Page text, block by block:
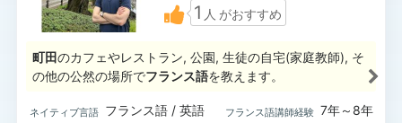
1 人 がおすすめ
町田のカフェやレストラン, 公園, 生徒の自宅(家庭教師), そ
の他の公然の場所でフランス語を教えます。
ネイティブ言語 フランス語 / 英語 フランス語講師経験 7年～8年